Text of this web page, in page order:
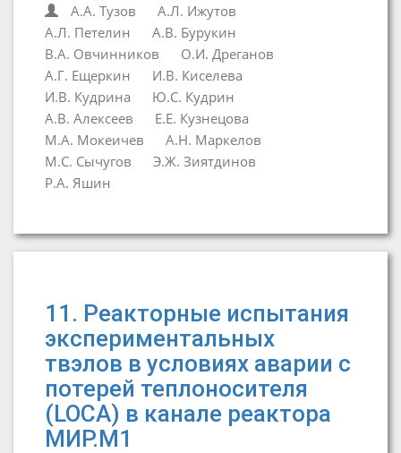
А.А. Тузов
А.Л. Ижутов
А.Л. Петелин
А.В. Бурукин
В.А. Овчинников
О.И. Дреганов
А.Г. Ещеркин
И.В. Киселева
И.В. Кудрина
Ю.С. Кудрин
А.В. Алексеев
Е.Е. Кузнецова
М.А. Мокеичев
А.Н. Маркелов
М.С. Сычугов
Э.Ж. Зиятдинов
Р.А. Яшин
11. Реакторные испытания
экспериментальных
твэлов в условиях аварии с
потерей теплоносителя
(LOCA) в канале реактора
МИР.М1